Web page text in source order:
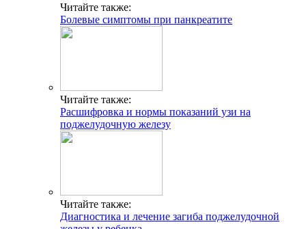
Читайте также:
Болевые симптомы при панкреатите
Читайте также:
Расшифровка и нормы показаний узи на
поджелудочную железу
Читайте также:
Диагностика и лечение загиба поджелудочной